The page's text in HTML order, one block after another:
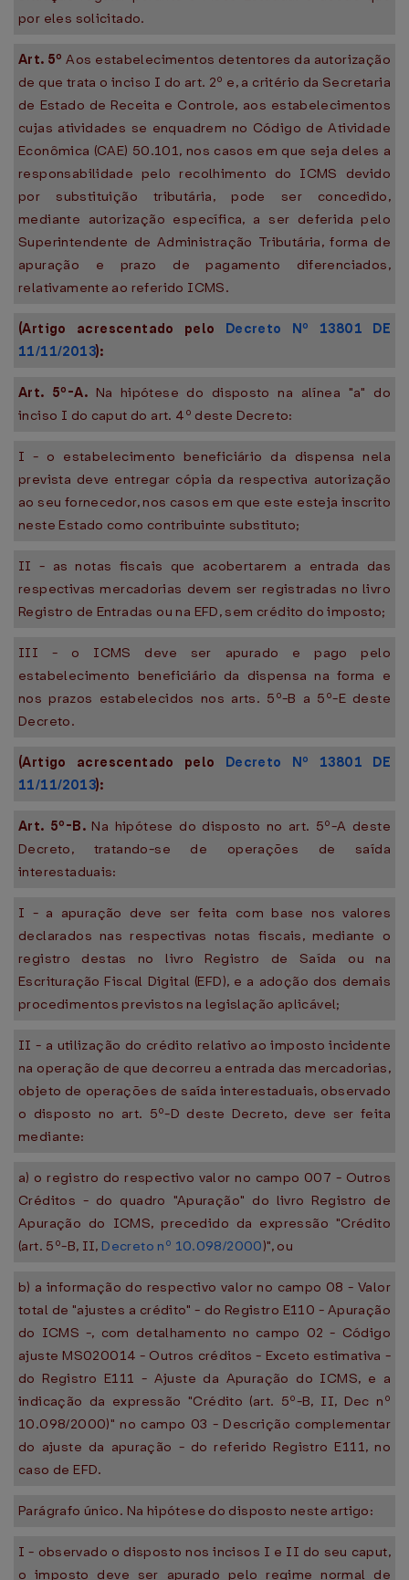
por eles solicitado.
Art. 5º Aos estabelecimentos detentores da autorização
de que trata o inciso I do art. 2º e, a critério da Secretaria
de Estado de Receita e Controle, aos estabelecimentos
cujas atividades se enquadrem no Código de Atividade
Econômica (CAE) 50.101, nos casos em que seja deles a
responsabilidade pelo recolhimento do ICMS devido
por substituição tributária, pode ser concedido,
mediante autorização específica, a ser deferida pelo
Superintendente de Administração Tributária, forma de
apuração e prazo de pagamento diferenciados,
relativamente ao referido ICMS.
(Artigo acrescentado pelo Decreto Nº 13801 DE
11/11/2013):
Art. 5º-A. Na hipótese do disposto na alínea "a" do
inciso I do caput do art. 4º deste Decreto:
I - o estabelecimento beneficiário da dispensa nela
prevista deve entregar cópia da respectiva autorização
ao seu fornecedor, nos casos em que este esteja inscrito
neste Estado como contribuinte substituto;
II - as notas fiscais que acobertarem a entrada das
respectivas mercadorias devem ser registradas no livro
Registro de Entradas ou na EFD, sem crédito do imposto;
III - o ICMS deve ser apurado e pago pelo
estabelecimento beneficiário da dispensa na forma e
nos prazos estabelecidos nos arts. 5º-B a 5º-E deste
Decreto.
(Artigo acrescentado pelo Decreto Nº 13801 DE
11/11/2013):
Art. 5º-B. Na hipótese do disposto no art. 5º-A deste
Decreto, tratando-se de operações de saída
interestaduais:
I - a apuração deve ser feita com base nos valores
declarados nas respectivas notas fiscais, mediante o
registro destas no livro Registro de Saída ou na
Escrituração Fiscal Digital (EFD), e a adoção dos demais
procedimentos previstos na legislação aplicável;
II - a utilização do crédito relativo ao imposto incidente
na operação de que decorreu a entrada das mercadorias,
objeto de operações de saída interestaduais, observado
o disposto no art. 5º-D deste Decreto, deve ser feita
mediante:
a) o registro do respectivo valor no campo 007 - Outros
Créditos - do quadro "Apuração" do livro Registro de
Apuração do ICMS, precedido da expressão "Crédito
(art. 5º-B, II, Decreto nº 10.098/2000)", ou
b) a informação do respectivo valor no campo 08 - Valor
total de "ajustes a crédito" - do Registro E110 - Apuração
do ICMS -, com detalhamento no campo 02 - Código
ajuste MS020014 - Outros créditos - Exceto estimativa -
do Registro E111 - Ajuste da Apuração do ICMS, e a
indicação da expressão "Crédito (art. 5º-B, II, Dec nº
10.098/2000)" no campo 03 - Descrição complementar
do ajuste da apuração - do referido Registro E111, no
caso de EFD.
Parágrafo único. Na hipótese do disposto neste artigo:
I - observado o disposto nos incisos I e II do seu caput,
o imposto deve ser apurado pelo regime normal de